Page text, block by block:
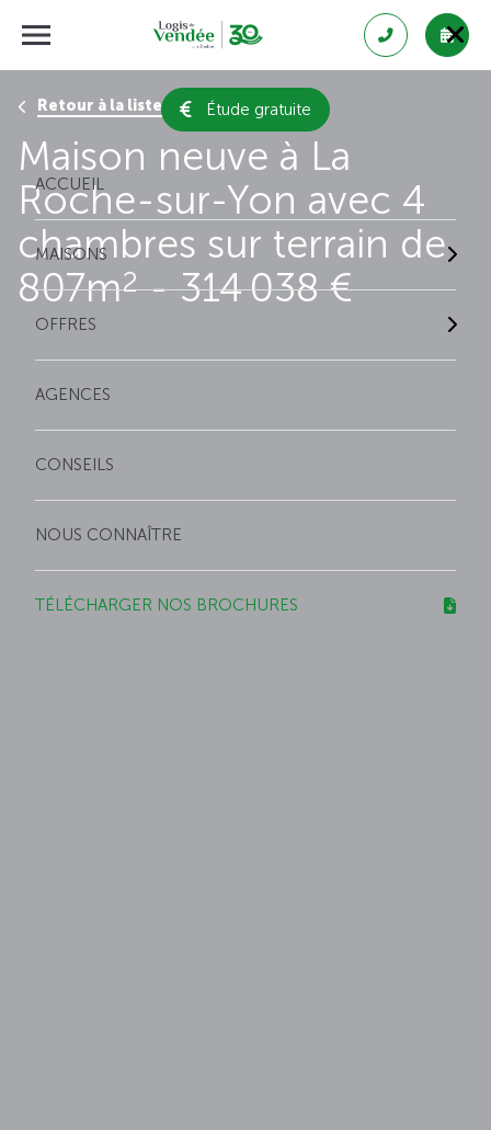
Étude gratuite
ACCUEIL
MAISONS
OFFRES
AGENCES
CONSEILS
NOUS CONNAÎTRE
TÉLÉCHARGER NOS BROCHURES
Retour à la liste des résultats
Maison neuve à La
Roche-sur-Yon avec 4
chambres sur terrain de
807m2- 314 038 €